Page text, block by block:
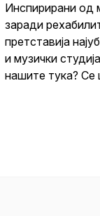
Инспирирани од
заради
претставија
и музички
нашите тука? Се